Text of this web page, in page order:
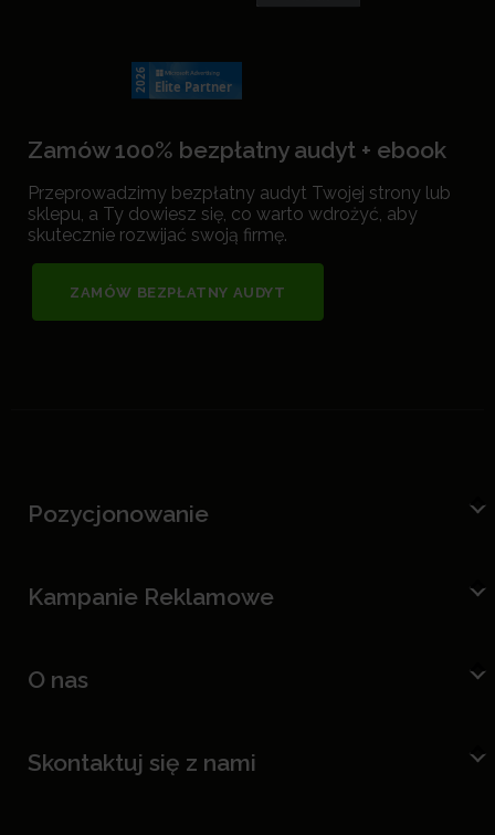
Zamów 100% bezpłatny audyt + ebook
Przeprowadzimy bezpłatny audyt Twojej strony lub
sklepu, a Ty dowiesz się, co warto wdrożyć, aby
skutecznie rozwijać swoją firmę.
ZAMÓW BEZPŁATNY AUDYT
Pozycjonowanie
Kampanie Reklamowe
O nas
Skontaktuj się z nami